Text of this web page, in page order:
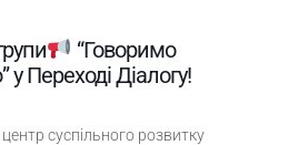
“Говоримо
Переході Діалогу!
суспільного розвитку